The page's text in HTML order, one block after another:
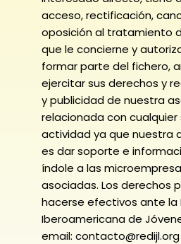
acceso, rectificación,
oposición al tratamiento
que le concierne y
formar parte del fichero,
ejercitar sus derechos y
y publicidad de nuestra
relacionada con
actividad ya que nuestra
es dar soporte e
índole a las
asociadas. Los derechos
hacerse efectivos ante la
Iberoamericana de
email: contacto@redijl.org